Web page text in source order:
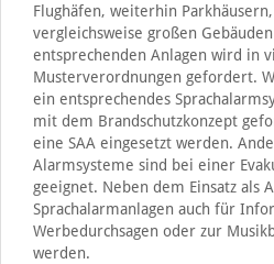
Flughäfen, weiterhin
vergleichsweise großen
entsprechenden Anlagen wird in
Musterverordnungen gefordert.
ein entsprechendes
mit dem Brandschutzkonzept
eine SAA eingesetzt werden.
Alarmsysteme sind bei einer
geeignet. Neben dem Einsatz als
Sprachalarmanlagen auch für
Werbedurchsagen oder zur
werden.